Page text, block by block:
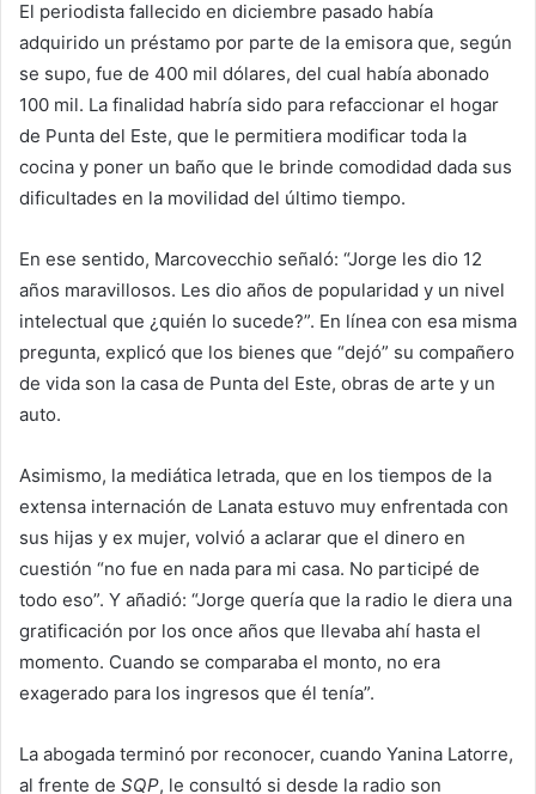
El periodista fallecido en diciembre pasado había
adquirido un préstamo por parte de la emisora que, según
se supo, fue de 400 mil dólares, del cual había abonado
100 mil. La finalidad habría sido para refaccionar el hogar
de Punta del Este, que le permitiera modificar toda la
cocina y poner un baño que le brinde comodidad dada sus
dificultades en la movilidad del último tiempo.
En ese sentido, Marcovecchio señaló: “Jorge les dio 12
años maravillosos. Les dio años de popularidad y un nivel
intelectual que ¿quién lo sucede?”. En línea con esa misma
pregunta, explicó que los bienes que “dejó” su compañero
de vida son la casa de Punta del Este, obras de arte y un
auto.
Asimismo, la mediática letrada, que en los tiempos de la
extensa internación de Lanata estuvo muy enfrentada con
sus hijas y ex mujer, volvió a aclarar que el dinero en
cuestión “no fue en nada para mi casa. No participé de
todo eso”. Y añadió: “Jorge quería que la radio le diera una
gratificación por los once años que llevaba ahí hasta el
momento. Cuando se comparaba el monto, no era
exagerado para los ingresos que él tenía”.
La abogada terminó por reconocer, cuando Yanina Latorre,
al frente de SQP, le consultó si desde la radio son